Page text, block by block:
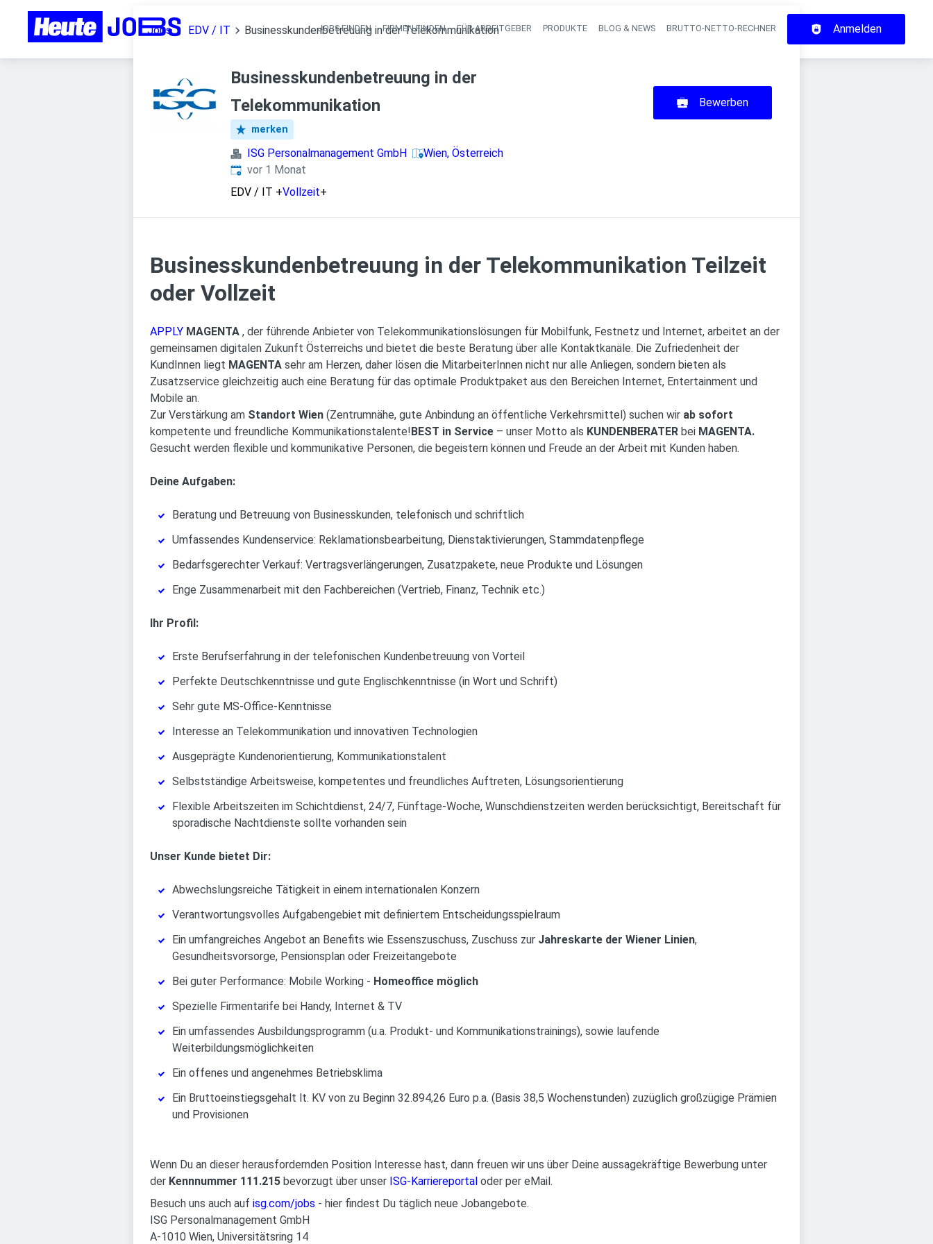
Haupt-Navigation
JOBS FINDEN FIRMEN FINDEN FÜR ARBEITGEBER PRODUKTE BLOG & NEWS BRUTTO-NETTO-RECHNER Anmelden
Jobs EDV / IT Businesskundenbetreuung in der Telekommunikation
Businesskundenbetreuung in der
Telekommunikation
merken
ISG Personalmanagement GmbH
Wien, Österreich
Veröffentlicht:
vor 1 Monat
EDV / IT +Vollzeit+
Bewerben
Businesskundenbetreuung in der Telekommunikation Teilzeit
oder Vollzeit
APPLY MAGENTA , der führende Anbieter von Telekommunikationslösungen für Mobilfunk, Festnetz und Internet, arbeitet an der
gemeinsamen digitalen Zukunft Österreichs und bietet die beste Beratung über alle Kontaktkanäle. Die Zufriedenheit der
KundInnen liegt MAGENTA sehr am Herzen, daher lösen die MitarbeiterInnen nicht nur alle Anliegen, sondern bieten als
Zusatzservice gleichzeitig auch eine Beratung für das optimale Produktpaket aus den Bereichen Internet, Entertainment und
Mobile an.
Zur Verstärkung am Standort Wien (Zentrumnähe, gute Anbindung an öffentliche Verkehrsmittel) suchen wir ab sofort
kompetente und freundliche Kommunikationstalente!BEST in Service – unser Motto als KUNDENBERATER bei MAGENTA.
Gesucht werden flexible und kommunikative Personen, die begeistern können und Freude an der Arbeit mit Kunden haben.
Deine Aufgaben:
Beratung und Betreuung von Businesskunden, telefonisch und schriftlich
Umfassendes Kundenservice: Reklamationsbearbeitung, Dienstaktivierungen, Stammdatenpflege
Bedarfsgerechter Verkauf: Vertragsverlängerungen, Zusatzpakete, neue Produkte und Lösungen
Enge Zusammenarbeit mit den Fachbereichen (Vertrieb, Finanz, Technik etc.)
Ihr Profil:
Erste Berufserfahrung in der telefonischen Kundenbetreuung von Vorteil
Perfekte Deutschkenntnisse und gute Englischkenntnisse (in Wort und Schrift)
Sehr gute MS-Office-Kenntnisse
Interesse an Telekommunikation und innovativen Technologien
Ausgeprägte Kundenorientierung, Kommunikationstalent
Selbstständige Arbeitsweise, kompetentes und freundliches Auftreten, Lösungsorientierung
Flexible Arbeitszeiten im Schichtdienst, 24/7, Fünftage-Woche, Wunschdienstzeiten werden berücksichtigt, Bereitschaft für
sporadische Nachtdienste sollte vorhanden sein
Unser Kunde bietet Dir:
Abwechslungsreiche Tätigkeit in einem internationalen Konzern
Verantwortungsvolles Aufgabengebiet mit definiertem Entscheidungsspielraum
Ein umfangreiches Angebot an Benefits wie Essenszuschuss, Zuschuss zur Jahreskarte der Wiener Linien,
Gesundheitsvorsorge, Pensionsplan oder Freizeitangebote
Bei guter Performance: Mobile Working - Homeoffice möglich
Spezielle Firmentarife bei Handy, Internet & TV
Ein umfassendes Ausbildungsprogramm (u.a. Produkt- und Kommunikationstrainings), sowie laufende
Weiterbildungsmöglichkeiten
Ein offenes und angenehmes Betriebsklima
Ein Bruttoeinstiegsgehalt lt. KV von zu Beginn 32.894,26 Euro p.a. (Basis 38,5 Wochenstunden) zuzüglich großzügige Prämien
und Provisionen
Wenn Du an dieser herausfordernden Position Interesse hast, dann freuen wir uns über Deine aussagekräftige Bewerbung unter
der Kennnummer 111.215 bevorzugt über unser ISG-Karriereportal oder per eMail.
Besuch uns auch auf isg.com/jobs - hier findest Du täglich neue Jobangebote.
ISG Personalmanagement GmbH
A-1010 Wien, Universitätsring 14